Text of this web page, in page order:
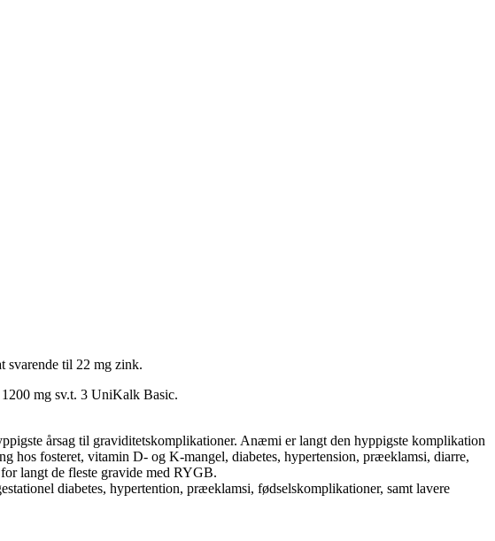
svarende til 22 mg zink.
mg sv.t. 3 UniKalk Basic.
årsag til graviditetskomplikationer. Anæmi er langt den hyppigste komplikation
fosteret, vitamin D- og K-mangel, diabetes, hypertension, præeklamsi, diarre,
langt de fleste gravide med RYGB.
diabetes, hypertention, præeklamsi, fødselskomplikationer, samt lavere